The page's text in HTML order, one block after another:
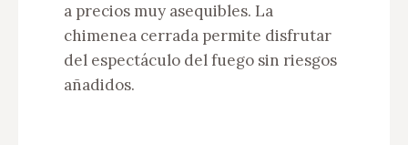
a precios muy asequibles. La
chimenea cerrada permite disfrutar
del espectáculo del fuego sin riesgos
añadidos.